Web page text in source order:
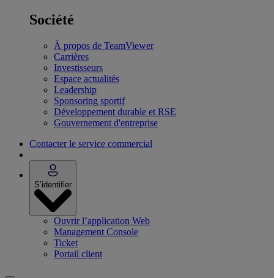
Société
À propos de TeamViewer
Carrières
Investisseurs
Espace actualités
Leadership
Sponsoring sportif
Développement durable et RSE
Gouvernement d'entreprise
Contacter le service commercial
S’identifier
Ouvrir l’application Web
Management Console
Ticket
Portail client